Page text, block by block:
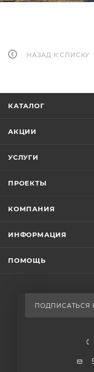
НАЗАД К СПИСКУ
КАТАЛОГ
АКЦИИ
УСЛУГИ
ПРОЕКТЫ
КОМПАНИЯ
ИНФОРМАЦИЯ
ПОМОЩЬ
ПОДПИСАТЬСЯ